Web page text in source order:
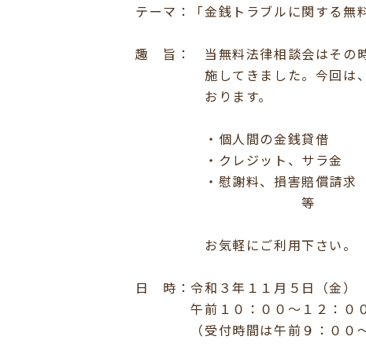
テーマ：「金銭トラブルに関する無
趣 旨： 当無料法律相談会はその
施してきました。今回は、「
おります。
・個人間の金銭貸借
・クレジット、サラ金
・慰謝料、損害賠償請求
等
お気軽にご利用下さい。
日 時：令和３年１１月５日（金）
午前１０：００～１２：０
（受付時間は午前９：００～